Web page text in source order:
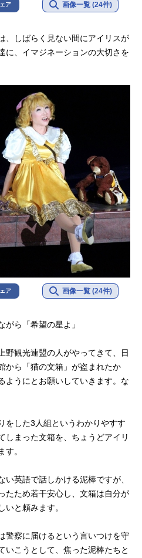
ア 画像一覧 (24件)
、しばらく見ない間にアイリスが
に、イマジネーションの大切さを
ア 画像一覧 (24件)
ら「希望の星よ」
野観光連盟の人がやってきて、日
から「猫の文箱」が盗まれたか
ようにとお願いしていきます。な
をした3人組というわかりやすす
しまった文箱を、ちょうどアイリ
す。
英語で話しかける泥棒ですが、
たため若干安心し、文箱は自分が
いと頼みます。
警察に届けるという言いつけを守
いこうとして、焦った泥棒たちと